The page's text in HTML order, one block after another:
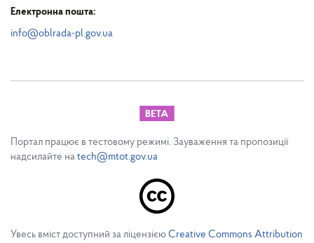
Електронна пошта:
info@oblrada-pl.gov.ua
Портал працює в тестовому режимі. Зауваження та пропозиції
надсилайте на tech@mtot.gov.ua
Увесь вміст доступний за ліцензією Creative Commons Attribution